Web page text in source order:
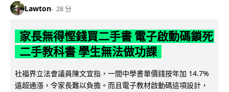
Lawton 28 分
家長無得慳錢買二手書 電子啟動碼鎖死
二手教科書 學生無法做功課
社福界立法會議員陳文宜指，一間中學書單價錢按年加 14.7%
遠超通漲，令家長難以負擔。而且電子教材啟動碼這項設計，